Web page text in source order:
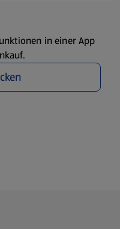
in einer App